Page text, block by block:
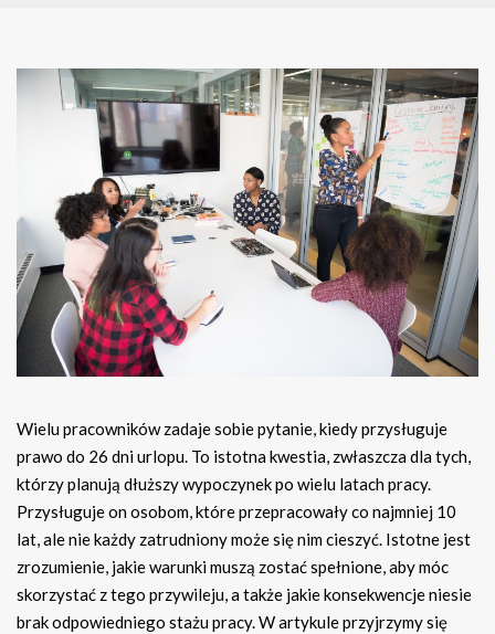
Wielu pracowników zadaje sobie pytanie, kiedy przysługuje
prawo do 26 dni urlopu. To istotna kwestia, zwłaszcza dla tych,
którzy planują dłuższy wypoczynek po wielu latach pracy.
Przysługuje on osobom, które przepracowały co najmniej 10
lat, ale nie każdy zatrudniony może się nim cieszyć. Istotne jest
zrozumienie, jakie warunki muszą zostać spełnione, aby móc
skorzystać z tego przywileju, a także jakie konsekwencje niesie
brak odpowiedniego stażu pracy. W artykule przyjrzymy się